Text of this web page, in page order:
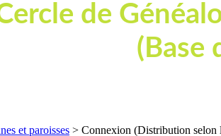
de
(Base
et paroisses > Connexion (Distribution selon